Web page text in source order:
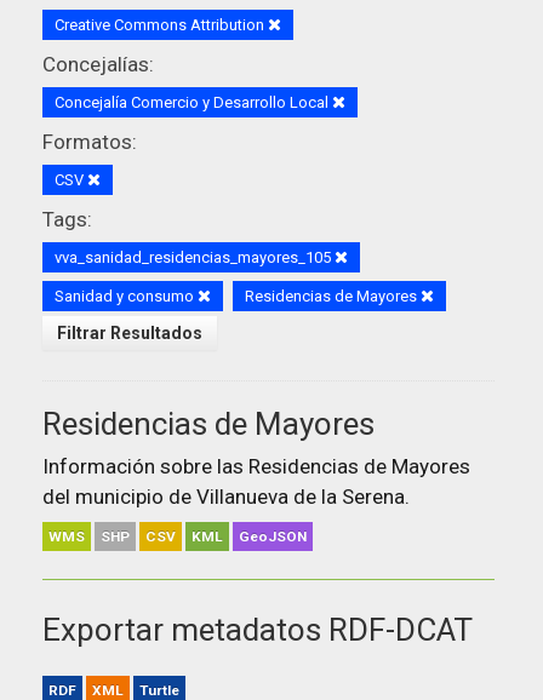
Creative Commons Attribution
Concejalías:
Concejalía Comercio y Desarrollo Local
Formatos:
CSV
Tags:
vva_sanidad_residencias_mayores_105
Sanidad y consumo Residencias de Mayores
Filtrar Resultados
Residencias de Mayores
Información sobre las Residencias de Mayores
del municipio de Villanueva de la Serena.
WMS SHP CSV KML GeoJSON
Exportar metadatos RDF-DCAT
RDF XML Turtle